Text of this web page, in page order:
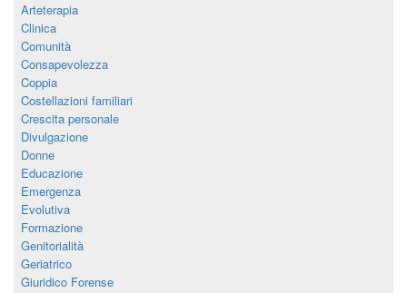
Arteterapia
Clinica
Comunità
Consapevolezza
Coppia
Costellazioni familiari
Crescita personale
Divulgazione
Donne
Educazione
Emergenza
Evolutiva
Formazione
Genitorialità
Geriatrico
Giuridico Forense